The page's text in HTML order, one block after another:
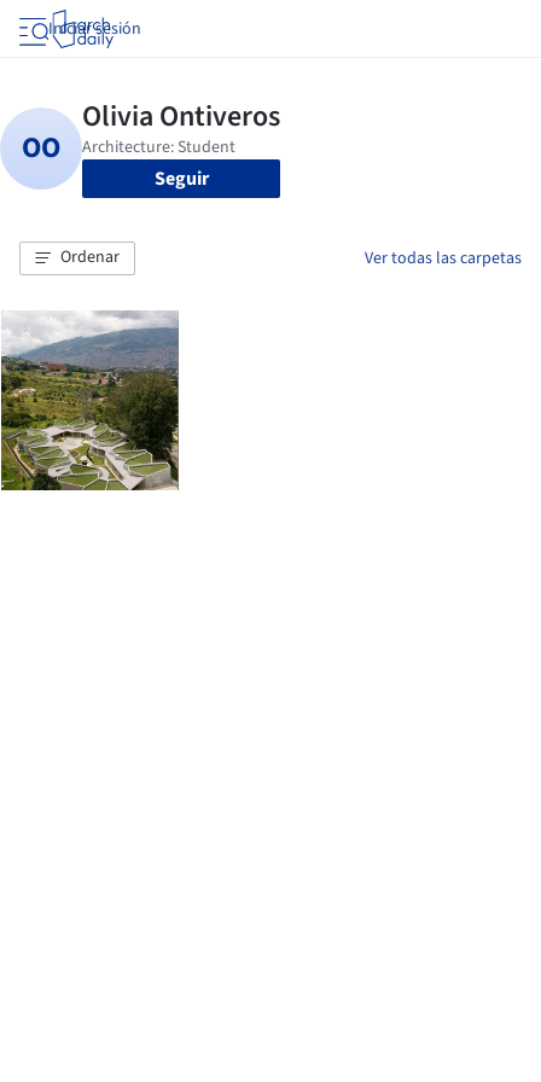
Iniciar sesión
Seguir
Ordenar Ver todas las carpetas